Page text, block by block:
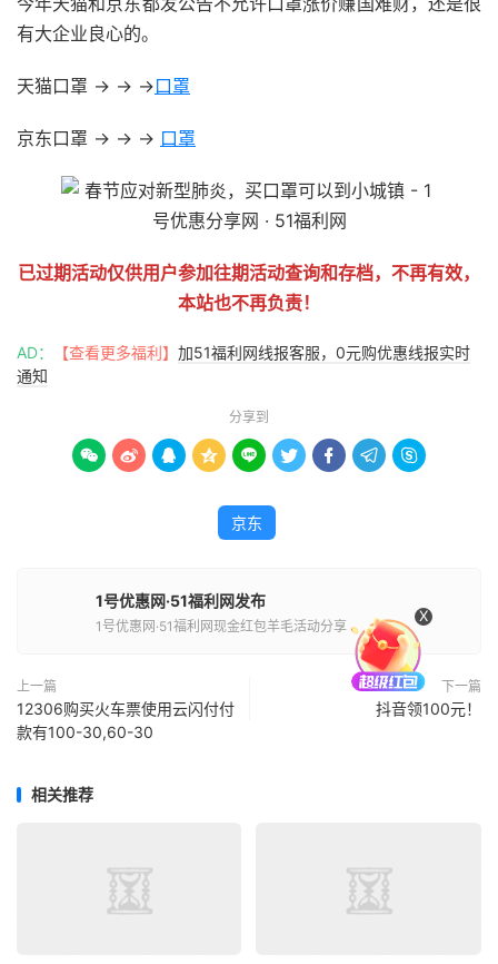
有大企业良心的。
天猫口罩 → → →口罩
京东口罩 → → → 口罩
已过期活动仅供用户参加往期活动查询和存档，不再有效，
本站也不再负责！
AD： 【查看更多福利】 加51福利网线报客服，0元购优惠线报实时
通知
分享到
        
京东
1号优惠网·51福利网发布
1号优惠网·51福利网现金红包羊毛活动分享
上一篇
12306购买火车票使用云闪付付
款有100-30,60-30
下一篇
抖音领100元！
相关推荐
X